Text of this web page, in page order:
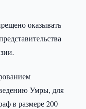
оказывать
Умры, для
в размере 200